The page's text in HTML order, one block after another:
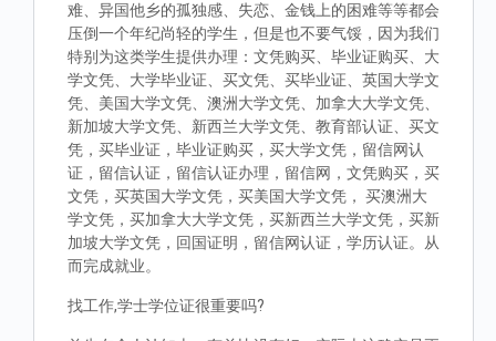
难、异国他乡的孤独感、失恋、金钱上的困难等等都会
压倒一个年纪尚轻的学生，但是也不要气馁，因为我们
特别为这类学生提供办理：文凭购买、毕业证购买、大
学文凭、大学毕业证、买文凭、买毕业证、英国大学文
凭、美国大学文凭、澳洲大学文凭、加拿大大学文凭、
新加坡大学文凭、新西兰大学文凭、教育部认证、买文
凭，买毕业证，毕业证购买，买大学文凭，留信网认
证，留信认证，留信认证办理，留信网，文凭购买，买
文凭，买英国大学文凭，买美国大学文凭， 买澳洲大
学文凭，买加拿大大学文凭，买新西兰大学文凭，买新
加坡大学文凭，回国证明，留信网认证，学历认证。从
而完成就业。
找工作,学士学位证很重要吗?